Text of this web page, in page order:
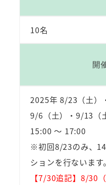
10名
開
2025年 8/23（土）
9/6（土）・9/13（
15:00 ～ 17:00
※初回8/23のみ、
ションを行ないます。
【7/30追記】8/30